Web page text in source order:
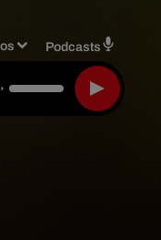
Podcasts